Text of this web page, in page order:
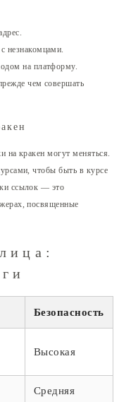
незнакомцами.
на платформу.
чем совершать
на кракен могут меняться.
чтобы быть в курсе
ссылок — это
посвященные
Безопасность
Высокая
Средняя